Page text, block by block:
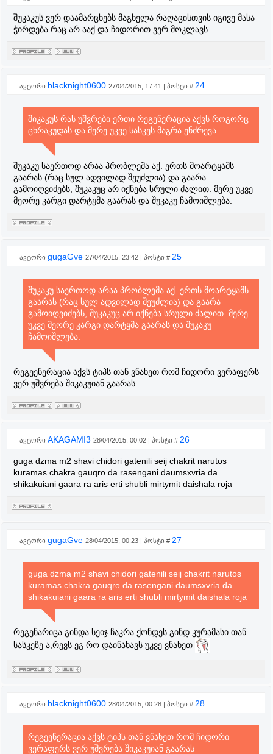
შუკაკუს ვერ დაამარცხებს მაგხელა რაღაცისთვის იგივე მასა
ჭირდება რაც არ ააქ და ჩიდორით ვერ მოკლავს
ავტორი blacknight0600 27/04/2015, 17:41 | პოსტი # 24
შიკაკუს რას უშვრები ერთი რეგენერაცია აქვს როგორც
ცხრაკუდას და მერე უკვე სასკეს მაგრა ენძრევა
შუკაკუ საერთოდ არაა პრობლემა აქ. ერთს მოარტყამს
გაარას (რაც სულ ადვილად შეუძლია) და გაარა
გამოიღვიძებს, შუკაკუც არ იქნება სრული ძალით. მერე უკვე
მეორე კარგი დარტყმა გაარას და შუკაკუ ჩამოიშლება.
ავტორი gugaGve 27/04/2015, 23:42 | პოსტი # 25
შუკაკუ საერთოდ არაა პრობლემა აქ. ერთს მოარტყამს
გაარას (რაც სულ ადვილად შეუძლია) და გაარა
გამოიღვიძებს, შუკაკუც არ იქნება სრული ძალით. მერე
უკვე მეორე კარგი დარტყმა გაარას და შუკაკუ
ჩამოიშლება.
რეგეენერაცია აქვს ტიპს თან ვნახეთ რომ ჩიდორი ვერაფერს
ვერ უშვრება შიკაკუიან გაარას
ავტორი AKAGAMI3 28/04/2015, 00:02 | პოსტი # 26
guga dzma m2 shavi chidori gatenili seij chakrit narutos
kuramas chakra gauqro da rasengani daumsxvria da
shikakuiani gaara ra aris erti shubli mirtymit daishala roja
ავტორი gugaGve 28/04/2015, 00:23 | პოსტი # 27
guga dzma m2 shavi chidori gatenili seij chakrit narutos
kuramas chakra gauqro da rasengani daumsxvria da
shikakuiani gaara ra aris erti shubli mirtymit daishala roja
რეგენარიცა გინდა სეიჯ ჩაკრა ქონდეს გინდ კურამასი თან
სასკეზე ა,რევს ეგ რო დაინახავს უკვე ვნახეთ
ავტორი blacknight0600 28/04/2015, 00:28 | პოსტი # 28
რეგეენერაცია აქვს ტიპს თან ვნახეთ რომ ჩიდორი
ვერაფერს ვერ უშვრება შიკაკუიან გაარას